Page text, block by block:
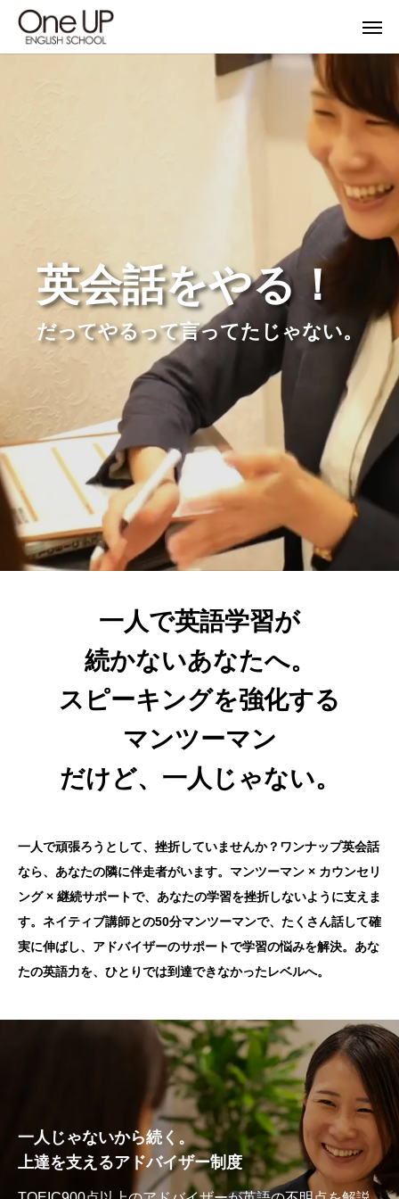
英会話をやる！
だってやるって言ってたじゃない。
一人で英語学習が
続かないあなたへ。
スピーキングを強化する
マンツーマン
だけど、一人じゃない。
一人で頑張ろうとして、挫折していませんか？ワンナップ英会話
なら、あなたの隣に伴走者がいます。マンツーマン × カウンセリ
ング × 継続サポートで、あなたの学習を挫折しないように支えま
す。ネイティブ講師との50分マンツーマンで、たくさん話して確
実に伸ばし、アドバイザーのサポートで学習の悩みを解決。あな
たの英語力を、ひとりでは到達できなかったレベルへ。
一人じゃないから続く。
上達を支えるアドバイザー制度